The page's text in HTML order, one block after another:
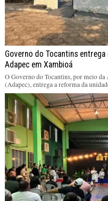
Governo do Tocantins
Adapec em Xambioá
O Governo do Tocantins, por meio
(Adapec), entrega a reforma da